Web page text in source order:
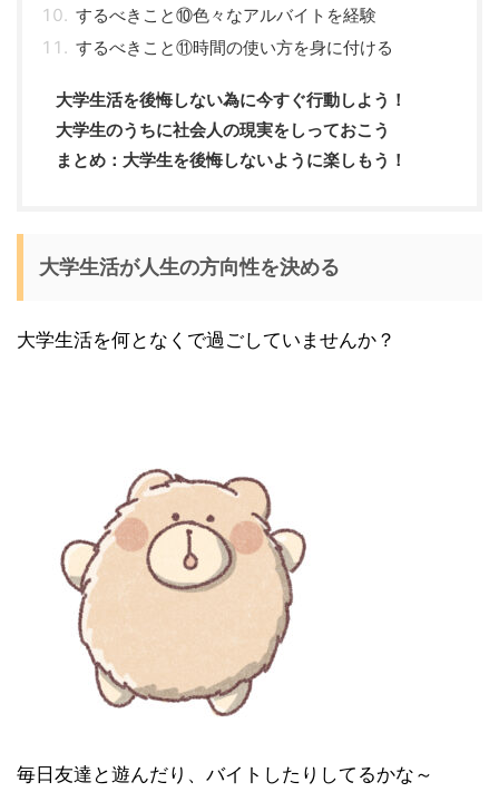
するべきこと⑩色々なアルバイトを経験
するべきこと⑪時間の使い方を身に付ける
大学生活を後悔しない為に今すぐ行動しよう！
大学生のうちに社会人の現実をしっておこう
まとめ：大学生を後悔しないように楽しもう！
大学生活が人生の方向性を決める
大学生活を何となくで過ごしていませんか？
毎日友達と遊んだり、バイトしたりしてるかな～